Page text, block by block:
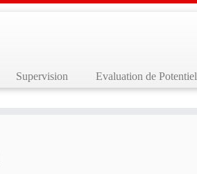
Supervision Evaluation de Potentiel